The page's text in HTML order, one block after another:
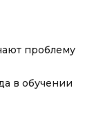
проблему
в обучении